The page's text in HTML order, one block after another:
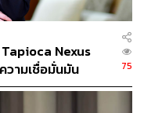
จะมุ่งยกระดับการ
รรคที่มิใช่ภาษี ส่ง
นการทางการค้า เพิ่ม
ดทำกลไกแก้ไขปัญหา
กยิ่งขึ้น
Nexus
วามเชื่อมั่นมัน
75